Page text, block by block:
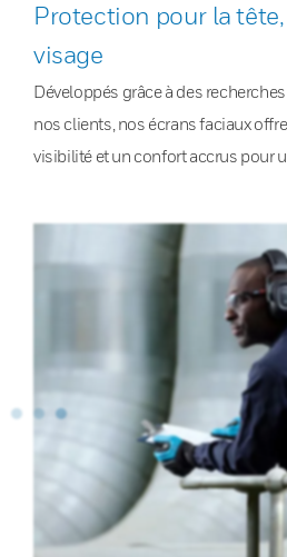
Protection pour la
visage
Développés grâce à des
nos clients, nos écrans faciaux
visibilité et un confort accrus pour